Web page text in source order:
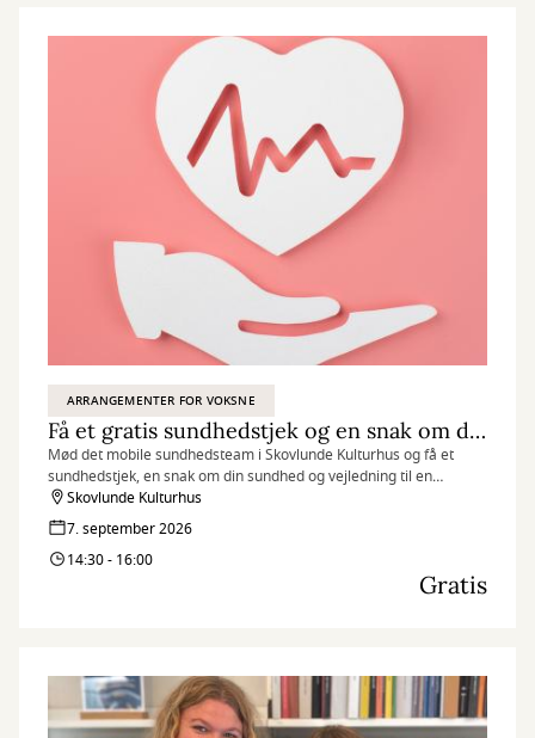
ARRANGEMENTER FOR VOKSNE
Få et gratis sundhedstjek og en snak om dit helbred
Mød det mobile sundhedsteam i Skovlunde Kulturhus og få et
sundhedstjek, en snak om din sundhed og vejledning til en
sundere hverdag.
Skovlunde Kulturhus
7. september 2026
14:30 - 16:00
Gratis